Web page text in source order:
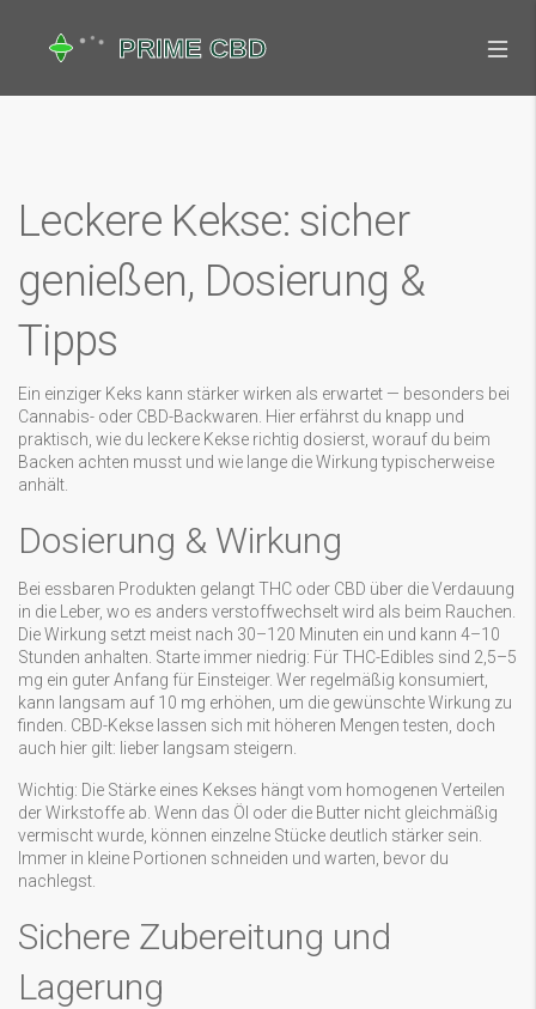
Leckere Kekse: sicher
genießen, Dosierung &
Tipps
Ein einziger Keks kann stärker wirken als erwartet — besonders bei
Cannabis- oder CBD-Backwaren. Hier erfährst du knapp und
praktisch, wie du leckere Kekse richtig dosierst, worauf du beim
Backen achten musst und wie lange die Wirkung typischerweise
anhält.
Dosierung & Wirkung
Bei essbaren Produkten gelangt THC oder CBD über die Verdauung
in die Leber, wo es anders verstoffwechselt wird als beim Rauchen.
Die Wirkung setzt meist nach 30–120 Minuten ein und kann 4–10
Stunden anhalten. Starte immer niedrig: Für THC-Edibles sind 2,5–5
mg ein guter Anfang für Einsteiger. Wer regelmäßig konsumiert,
kann langsam auf 10 mg erhöhen, um die gewünschte Wirkung zu
finden. CBD-Kekse lassen sich mit höheren Mengen testen, doch
auch hier gilt: lieber langsam steigern.
Wichtig: Die Stärke eines Kekses hängt vom homogenen Verteilen
der Wirkstoffe ab. Wenn das Öl oder die Butter nicht gleichmäßig
vermischt wurde, können einzelne Stücke deutlich stärker sein.
Immer in kleine Portionen schneiden und warten, bevor du
nachlegst.
Sichere Zubereitung und
Lagerung